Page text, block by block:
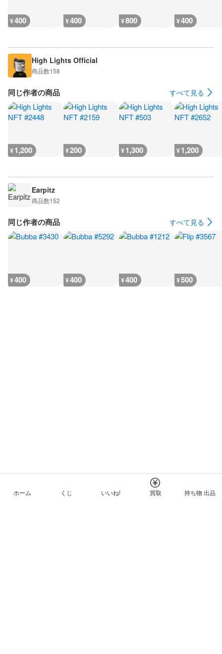
¥400 ¥400 ¥800 ¥400
High Lights Official
商品数158
同じ作者の商品 すべて見る
¥1,200 ¥200 ¥1,300 ¥1,200
Earpitz
商品数152
同じ作者の商品 すべて見る
¥400 ¥400 ¥400 ¥500
ホーム くじ いいね! 買取 持ち物 出品